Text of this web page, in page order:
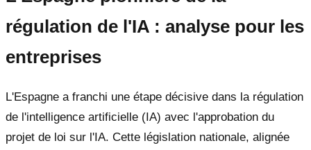
régulation de l'IA : analyse pour les
entreprises
L'Espagne a franchi une étape décisive dans la régulation
de l'intelligence artificielle (IA) avec l'approbation du
projet de loi sur l'IA. Cette législation nationale, alignée